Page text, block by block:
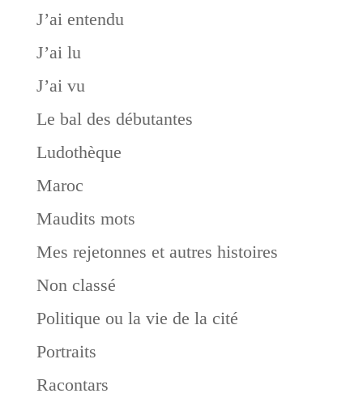
J’ai entendu
J’ai lu
J’ai vu
Le bal des débutantes
Ludothèque
Maroc
Maudits mots
Mes rejetonnes et autres histoires
Non classé
Politique ou la vie de la cité
Portraits
Racontars